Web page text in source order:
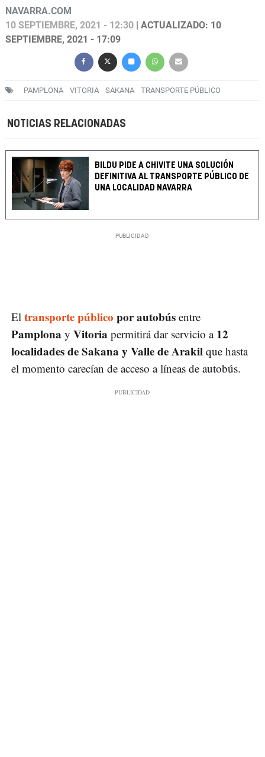
NAVARRA.COM
10 SEPTIEMBRE, 2021 - 12:30 | ACTUALIZADO: 10
SEPTIEMBRE, 2021 - 17:09
PAMPLONA VITORIA SAKANA TRANSPORTE PÚBLICO
NOTICIAS RELACIONADAS
BILDU PIDE A CHIVITE UNA SOLUCIÓN
DEFINITIVA AL TRANSPORTE PÚBLICO DE
UNA LOCALIDAD NAVARRA
El transporte público por autobús entre
Pamplona y Vitoria permitirá dar servicio a 12
localidades de Sakana y Valle de Arakil que hasta
el momento carecían de acceso a líneas de autobús.